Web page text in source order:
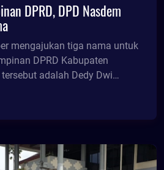
DPRD, DPD Nasdem
mengajukan tiga nama untuk
DPRD Kabupaten
adalah Dedy Dwi
Seto, dan Kristian Andi